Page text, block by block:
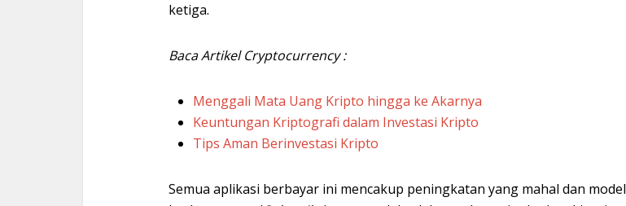
ketiga.
Baca Artikel Cryptocurrency :
Menggali Mata Uang Kripto hingga ke Akarnya
Keuntungan Kriptografi dalam Investasi Kripto
Tips Aman Berinvestasi Kripto
Semua aplikasi berbayar ini mencakup peningkatan yang mahal dan model